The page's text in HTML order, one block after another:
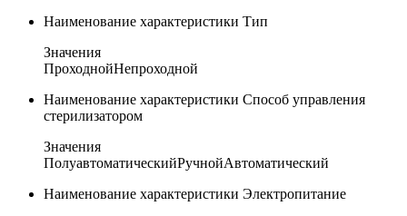
Наименование характеристики Тип
Значения
ПроходнойНепроходной
Наименование характеристики Способ управления
стерилизатором
Значения
ПолуавтоматическийРучнойАвтоматический
Наименование характеристики Электропитание